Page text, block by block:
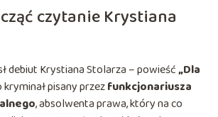
czytanie Krystiana
debiut Krystiana Stolarza – powieść„Dla
kryminał pisany przezfunkcjonariusza
, absolwenta prawa, który na co